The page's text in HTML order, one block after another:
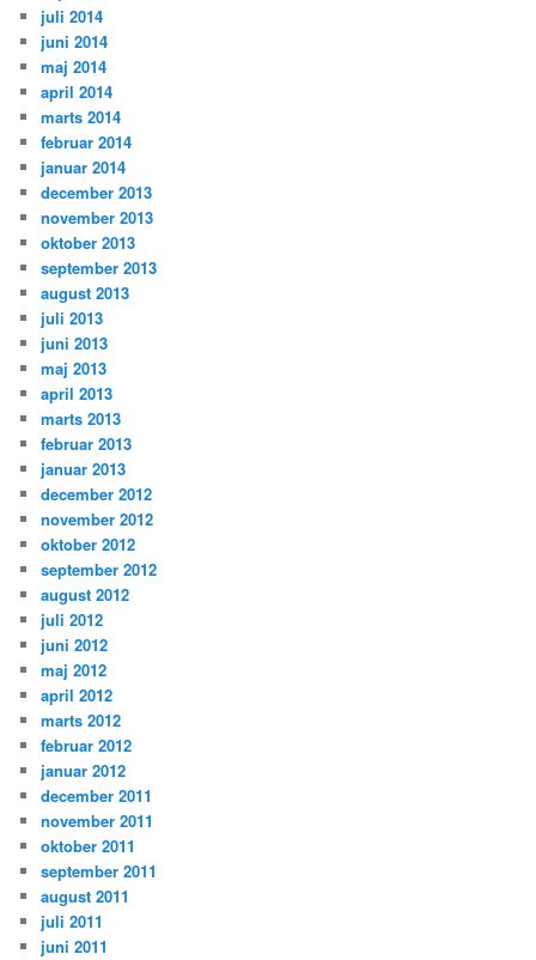
juli 2014
juni 2014
maj 2014
april 2014
marts 2014
februar 2014
januar 2014
december 2013
november 2013
oktober 2013
september 2013
august 2013
juli 2013
juni 2013
maj 2013
april 2013
marts 2013
februar 2013
januar 2013
december 2012
november 2012
oktober 2012
september 2012
august 2012
juli 2012
juni 2012
maj 2012
april 2012
marts 2012
februar 2012
januar 2012
december 2011
november 2011
oktober 2011
september 2011
august 2011
juli 2011
juni 2011